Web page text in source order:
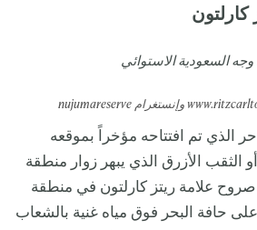
كارلتون
السعودية الاستوائي
nujumareserve
الذي تم افتتاحه مؤخراً بموقعه
الثقب الأزرق الذي يبهر زوار منطقة
صروح علامة ريتز كارلتون في منطقة
حافة البحر فوق مياه غنية بالشعاب